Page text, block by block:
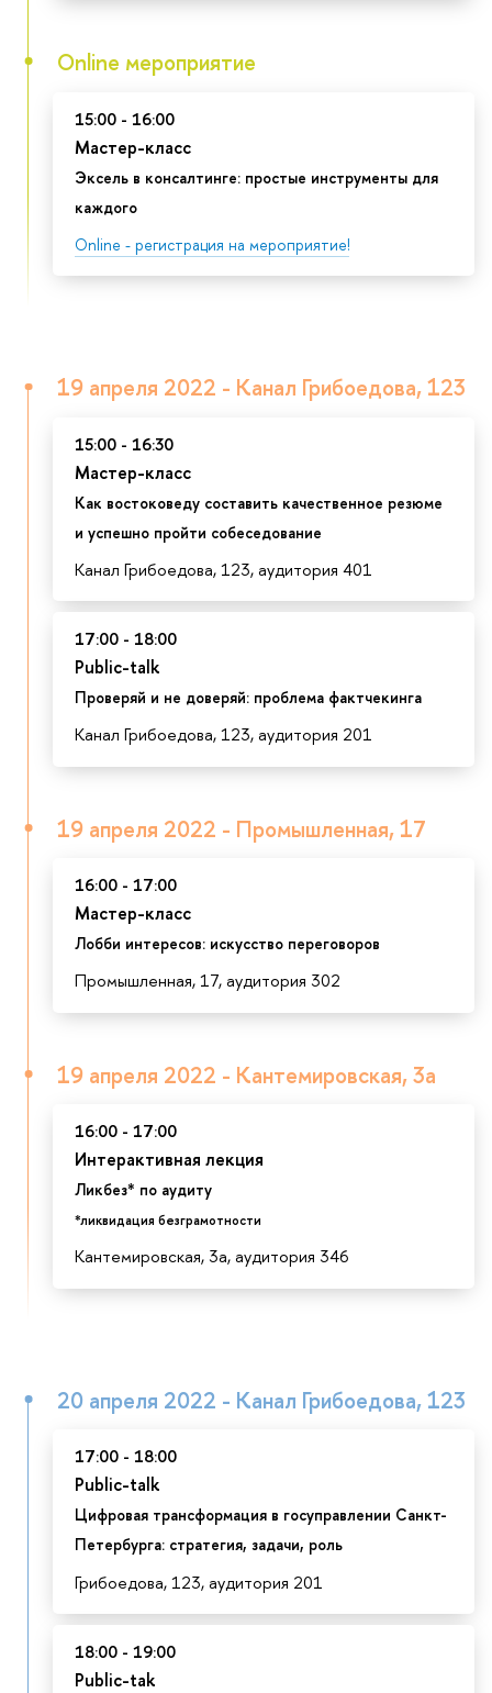
Online мероприятие
15:00 - 16:00
Мастер-класс
Эксель в консалтинге: простые инструменты для
каждого
Online - регистрация на мероприятие!
19 апреля 2022 - Канал Грибоедова, 123
15:00 - 16:30
Мастер-класс
Как востоковеду составить качественное резюме
и успешно пройти собеседование
Канал Грибоедова, 123, аудитория 401
17:00 - 18:00
Public-talk
Проверяй и не доверяй: проблема фактчекинга
Канал Грибоедова, 123, аудитория 201
19 апреля 2022 - Промышленная, 17
16:00 - 17:00
Мастер-класс
Лобби интересов: искусство переговоров
Промышленная, 17, аудитория 302
19 апреля 2022 - Кантемировская, 3а
16:00 - 17:00
Интерактивная лекция
Ликбез* по аудиту
*ликвидация безграмотности
Кантемировская, 3а, аудитория 346
20 апреля 2022 - Канал Грибоедова, 123
17:00 - 18:00
Public-talk
Цифровая трансформация в госуправлении Санкт-
Петербурга: стратегия, задачи, роль
Грибоедова, 123, аудитория 201
18:00 - 19:00
Public-tak